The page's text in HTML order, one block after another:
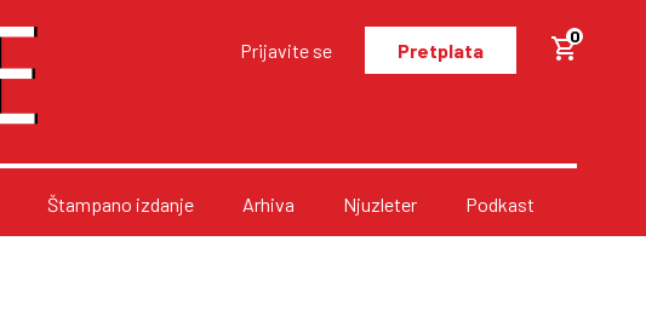
Prijavite se Pretplata
0
Štampano izdanje Arhiva Njuzleter Podkast